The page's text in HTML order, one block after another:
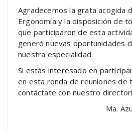
Agradecemos la grata acogida
Ergonomía y la disposición de
que participaron de esta
generó nuevas oportunidades
nuestra especialidad.
Si estás interesado en
en esta ronda de reuniones de
contáctate con nuestro
Ma.